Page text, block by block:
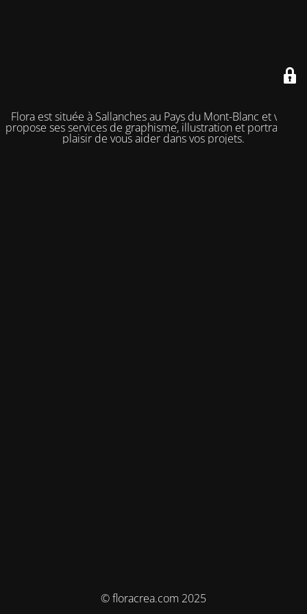
Flora est située à Sallanches au Pays du Mont-Blanc et vous
propose ses services de graphisme, illustration et portrait. Au
plaisir de vous aider dans vos projets.
© floracrea.com 2025